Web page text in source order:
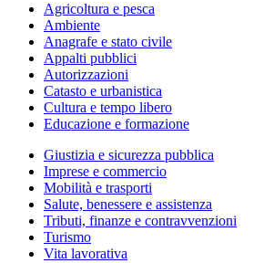
Agricoltura e pesca
Ambiente
Anagrafe e stato civile
Appalti pubblici
Autorizzazioni
Catasto e urbanistica
Cultura e tempo libero
Educazione e formazione
Giustizia e sicurezza pubblica
Imprese e commercio
Mobilità e trasporti
Salute, benessere e assistenza
Tributi, finanze e contravvenzioni
Turismo
Vita lavorativa